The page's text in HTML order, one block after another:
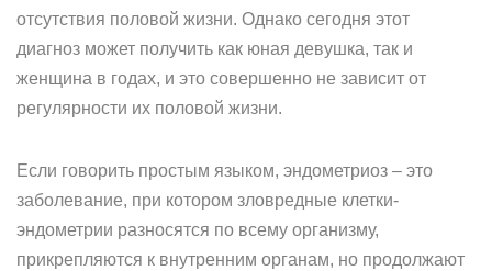
отсутствия половой жизни. Однако сегодня этот
диагноз может получить как юная девушка, так и
женщина в годах, и это совершенно не зависит от
регулярности их половой жизни.
Если говорить простым языком, эндометриоз – это
заболевание, при котором зловредные клетки-
эндометрии разносятся по всему организму,
прикрепляются к внутренним органам, но продолжают